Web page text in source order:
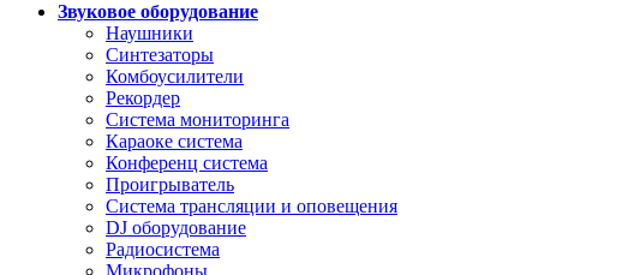
Звуковое оборудование
Наушники
Синтезаторы
Комбоусилители
Рекордер
Система мониторинга
Караоке система
Конференц система
Проигрыватель
Система трансляции и оповещения
DJ оборудование
Радиосистема
Микрофоны